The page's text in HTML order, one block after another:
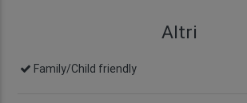
Altri
Family/Child friendly